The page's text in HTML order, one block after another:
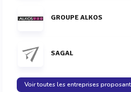
GROUPE ALKOS
SAGAL
Voir toutes les entreprises